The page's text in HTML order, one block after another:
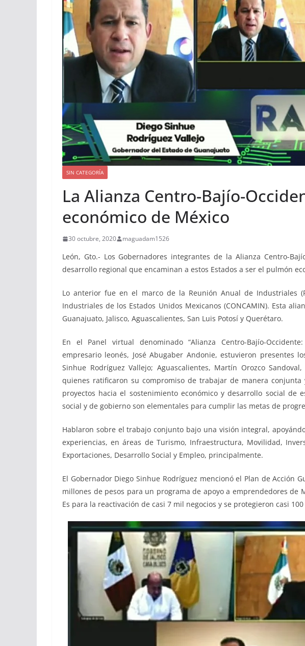
SIN CATEGORÍA
La Alianza Centro-Bajío-
económico de México
30 octubre, 2020 maguadam1526
León, Gto.- Los Gobernadores integrantes de la Alianza Centro-
desarrollo regional que encaminan a estos Estados a ser el pulmón
Lo anterior fue en el marco de la Reunión Anual de Industriales
Industriales de los Estados Unidos Mexicanos (CONCAMIN). Esta
Guanajuato, Jalisco, Aguascalientes, San Luis Potosí y Querétaro.
En el Panel virtual denominado “Alianza Centro-Bajío-
empresario leonés, José Abugaber Andonie, estuvieron presentes
Sinhue Rodríguez Vallejo; Aguascalientes, Martín Orozco
quienes ratificaron su compromiso de trabajar de manera
proyectos hacia el sostenimiento económico y desarrollo social de
social y de gobierno son elementales para cumplir las metas de
Hablaron sobre el trabajo conjunto bajo una visión integral,
experiencias, en áreas de Turismo, Infraestructura, Movilidad,
Exportaciones, Desarrollo Social y Empleo, principalmente.
El Gobernador Diego Sinhue Rodríguez mencionó el Plan de Acción
millones de pesos para un programa de apoyo a emprendedores de
Es para la reactivación de casi 7 mil negocios y se protegieron casi